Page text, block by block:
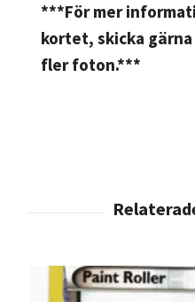
***För mer
kortet, skicka
fler foton.***